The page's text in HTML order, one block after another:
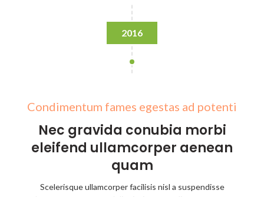
2016
Condimentum fames egestas ad potenti
Nec gravida conubia morbi
eleifend ullamcorper aenean
quam
Scelerisque ullamcorper facilisis nisl a suspendisse